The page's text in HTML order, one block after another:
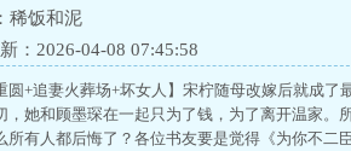
稀饭和泥
：2026-04-08 07:45:58
圆+追妻火葬场+坏女人】宋柠随母改嫁后就成
，她和顾墨琛在一起只为了钱，为了离开温家
所有人都后悔了？各位书友要是觉得《为你不二